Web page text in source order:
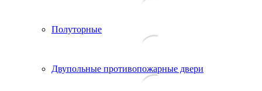
Полуторные
Двупольные противопожарные двери